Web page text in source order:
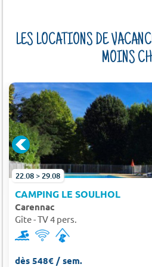
LES LOCATIONS DE
MOINS
22.08 > 29.08
CAMPING LE SOULHOL
Carennac
Gîte - TV 4 pers.
dès 548€ / sem.